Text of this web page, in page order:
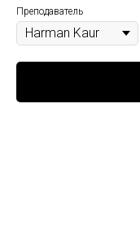
Преподаватель